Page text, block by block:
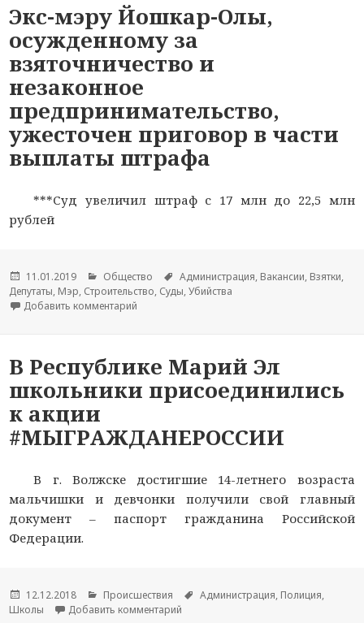
Экс-мэру Йошкар-Олы,
осужденному за
взяточничество и
незаконное
предпринимательство,
ужесточен приговор в части
выплаты штрафа
***Суд увеличил штраф с 17 млн до 22,5 млн
рублей
Опубликовано
11.01.2019 Рубрики
Общество Метки
Администрация, Вакансии, Взятки,
Депутаты, Мэр, Строительство, Суды,Убийства
Добавить комментарий
В Республике Марий Эл
школьники присоединились
к акции
#МЫГРАЖДАНЕРОССИИ
В г. Волжске достигшие 14-летнего возраста
мальчишки и девчонки получили свой главный
документ – паспорт гражданина Российской
Федерации.
Опубликовано
12.12.2018 Рубрики
Происшествия Метки
Администрация, Полиция,
Школы
Добавить комментарий